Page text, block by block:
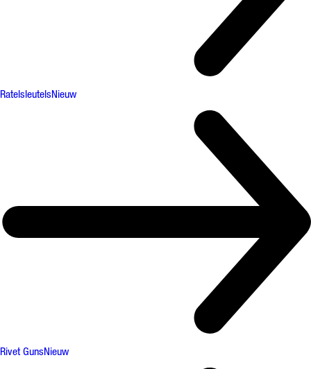
RatelsleutelsNieuw
Rivet GunsNieuw